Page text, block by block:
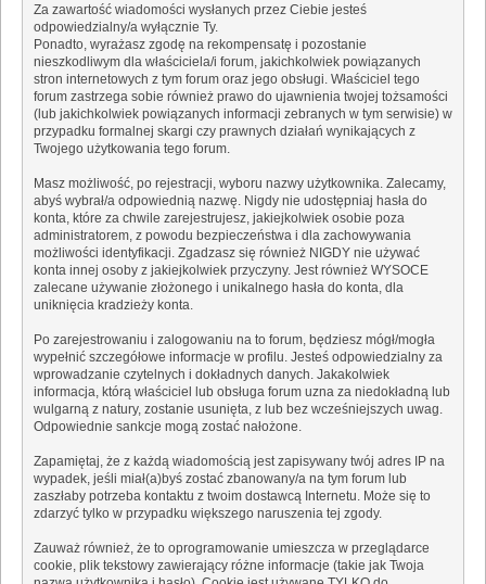
Za zawartość wiadomości wysłanych przez Ciebie jesteś
odpowiedzialny/a wyłącznie Ty.
Ponadto, wyrażasz zgodę na rekompensatę i pozostanie
nieszkodliwym dla właściciela/i forum, jakichkolwiek powiązanych
stron internetowych z tym forum oraz jego obsługi. Właściciel tego
forum zastrzega sobie również prawo do ujawnienia twojej tożsamości
(lub jakichkolwiek powiązanych informacji zebranych w tym serwisie) w
przypadku formalnej skargi czy prawnych działań wynikających z
Twojego użytkowania tego forum.
Masz możliwość, po rejestracji, wyboru nazwy użytkownika. Zalecamy,
abyś wybrał/a odpowiednią nazwę. Nigdy nie udostępniaj hasła do
konta, które za chwile zarejestrujesz, jakiejkolwiek osobie poza
administratorem, z powodu bezpieczeństwa i dla zachowywania
możliwości identyfikacji. Zgadzasz się również NIGDY nie używać
konta innej osoby z jakiejkolwiek przyczyny. Jest również WYSOCE
zalecane używanie złożonego i unikalnego hasła do konta, dla
uniknięcia kradzieży konta.
Po zarejestrowaniu i zalogowaniu na to forum, będziesz mógł/mogła
wypełnić szczegółowe informacje w profilu. Jesteś odpowiedzialny za
wprowadzanie czytelnych i dokładnych danych. Jakakolwiek
informacja, którą właściciel lub obsługa forum uzna za niedokładną lub
wulgarną z natury, zostanie usunięta, z lub bez wcześniejszych uwag.
Odpowiednie sankcje mogą zostać nałożone.
Zapamiętaj, że z każdą wiadomością jest zapisywany twój adres IP na
wypadek, jeśli miał(a)byś zostać zbanowany/a na tym forum lub
zaszłaby potrzeba kontaktu z twoim dostawcą Internetu. Może się to
zdarzyć tylko w przypadku większego naruszenia tej zgody.
Zauważ również, że to oprogramowanie umieszcza w przeglądarce
cookie, plik tekstowy zawierający różne informacje (takie jak Twoja